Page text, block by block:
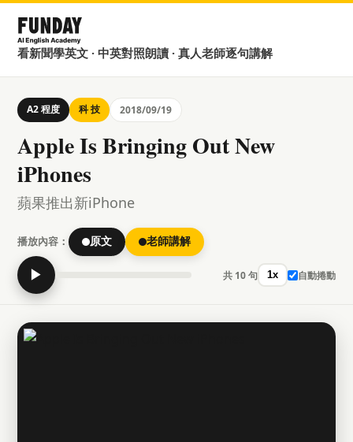
看新聞學英文 · 中英對照朗讀 · 真人老師逐句講解
A2 程度 科 技 2018/09/19
Apple Is Bringing Out New
iPhones
蘋果推出新iPhone
播放內容： 原文 老師講解
▶ 共 10 句 1x 自動捲動